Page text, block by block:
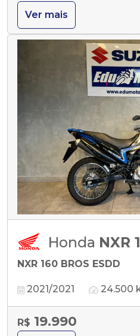
Ver mais
Honda NXR
NXR 160 BROS ESDD
2021/2021 24.500
R$ 19.990